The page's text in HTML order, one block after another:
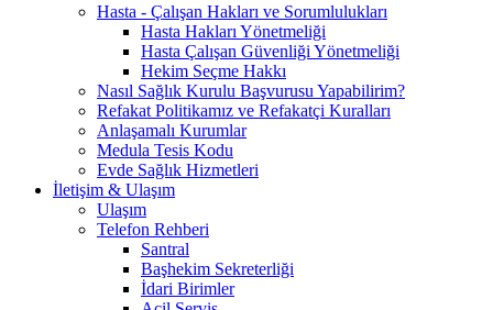
Hasta - Çalışan Hakları ve Sorumlulukları
Hasta Hakları Yönetmeliği
Hasta Çalışan Güvenliği Yönetmeliği
Hekim Seçme Hakkı
Nasıl Sağlık Kurulu Başvurusu Yapabilirim?
Refakat Politikamız ve Refakatçi Kuralları
Anlaşamalı Kurumlar
Medula Tesis Kodu
Evde Sağlık Hizmetleri
İletişim & Ulaşım
Ulaşım
Telefon Rehberi
Santral
Başhekim Sekreterliği
İdari Birimler